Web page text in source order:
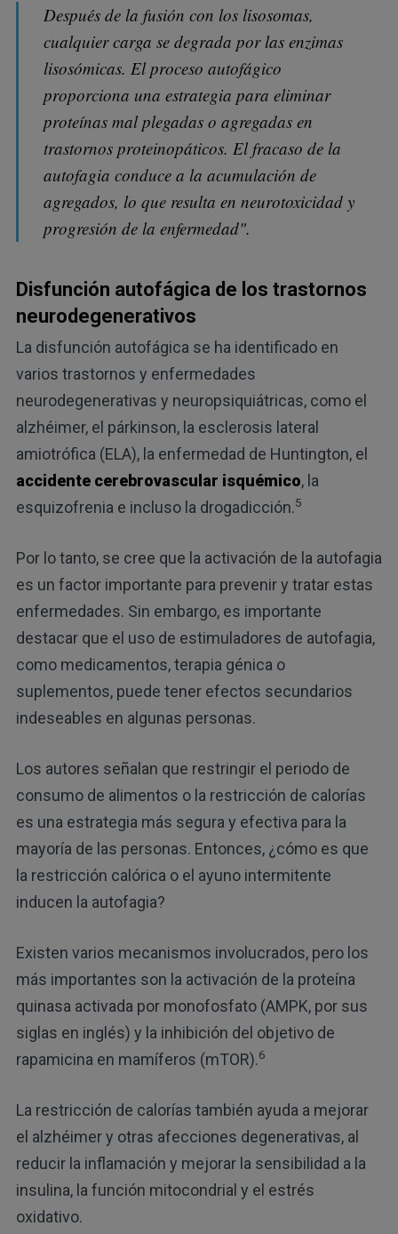
Después de la fusión con los lisosomas,
cualquier carga se degrada por las enzimas
lisosómicas. El proceso autofágico
proporciona una estrategia para eliminar
proteínas mal plegadas o agregadas en
trastornos proteinopáticos. El fracaso de la
autofagia conduce a la acumulación de
agregados, lo que resulta en neurotoxicidad y
progresión de la enfermedad".
Disfunción autofágica de los trastornos
neurodegenerativos
La disfunción autofágica se ha identificado en
varios trastornos y enfermedades
neurodegenerativas y neuropsiquiátricas, como el
alzhéimer, el párkinson, la esclerosis lateral
amiotrófica (ELA), la enfermedad de Huntington, el
accidente cerebrovascular isquémico, la
esquizofrenia e incluso la drogadicción.5
Por lo tanto, se cree que la activación de la autofagia
es un factor importante para prevenir y tratar estas
enfermedades. Sin embargo, es importante
destacar que el uso de estimuladores de autofagia,
como medicamentos, terapia génica o
suplementos, puede tener efectos secundarios
indeseables en algunas personas.
Los autores señalan que restringir el periodo de
consumo de alimentos o la restricción de calorías
es una estrategia más segura y efectiva para la
mayoría de las personas. Entonces, ¿cómo es que
la restricción calórica o el ayuno intermitente
inducen la autofagia?
Existen varios mecanismos involucrados, pero los
más importantes son la activación de la proteína
quinasa activada por monofosfato (AMPK, por sus
siglas en inglés) y la inhibición del objetivo de
rapamicina en mamíferos (mTOR).6
La restricción de calorías también ayuda a mejorar
el alzhéimer y otras afecciones degenerativas, al
reducir la inflamación y mejorar la sensibilidad a la
insulina, la función mitocondrial y el estrés
oxidativo.